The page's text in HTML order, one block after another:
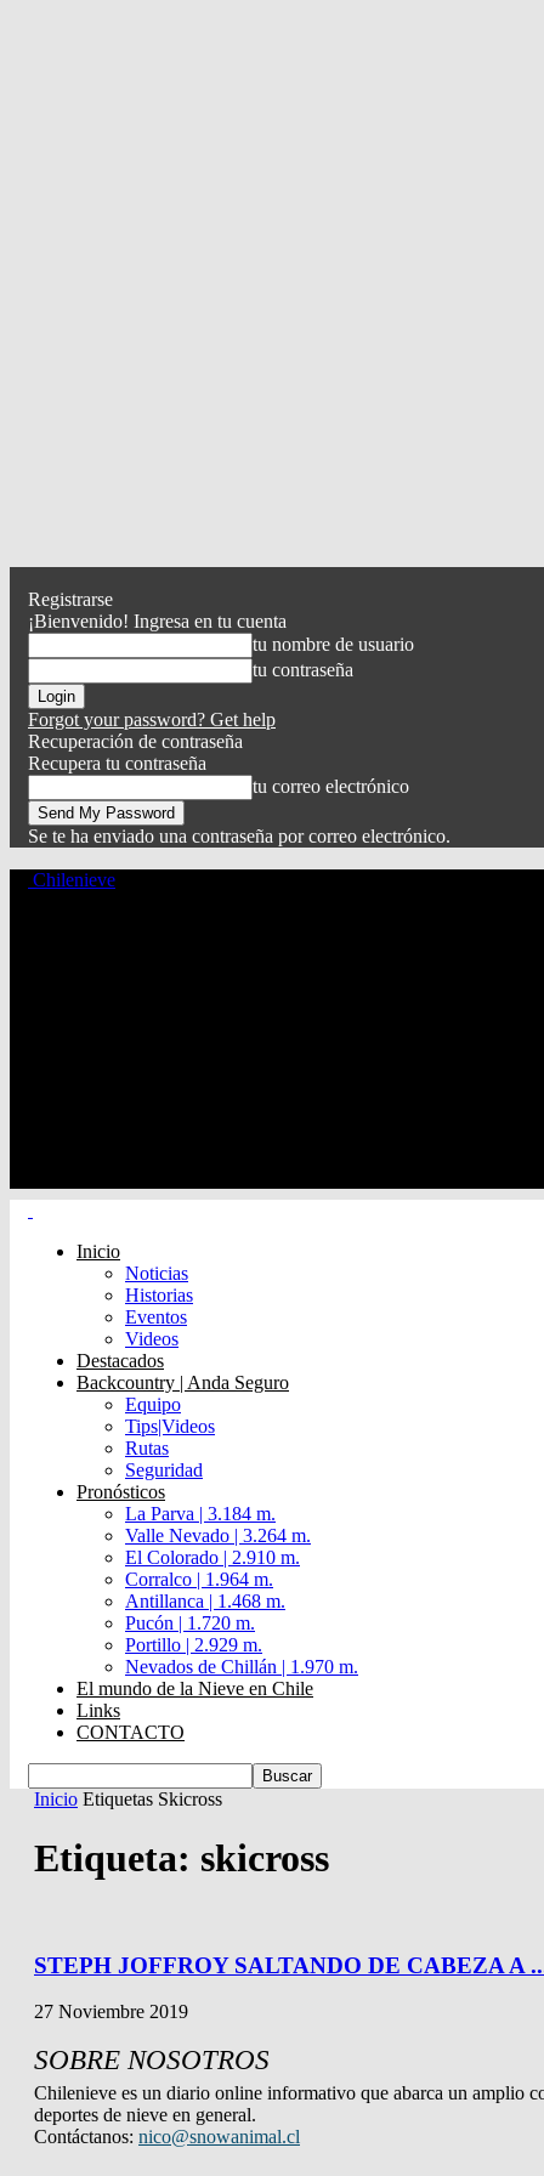
Registrarse
¡Bienvenido! Ingresa en tu cuenta
tu nombre de usuario
tu contraseña
Forgot your password? Get help
Recuperación de contraseña
Recupera tu contraseña
tu correo electrónico
Se te ha enviado una contraseña por correo electrónico.
Chilenieve
Inicio
Noticias
Historias
Eventos
Videos
Destacados
Backcountry | Anda Seguro
Equipo
Tips|Videos
Rutas
Seguridad
Pronósticos
La Parva | 3.184 m.
Valle Nevado | 3.264 m.
El Colorado | 2.910 m.
Corralco | 1.964 m.
Antillanca | 1.468 m.
Pucón | 1.720 m.
Portillo | 2.929 m.
Nevados de Chillán | 1.970 m.
El mundo de la Nieve en Chile
Links
CONTACTO
Inicio Etiquetas Skicross
Etiqueta: skicross
STEPH JOFFROY SALTANDO DE CABEZA A
27 Noviembre 2019
SOBRE NOSOTROS
Chilenieve es un diario online informativo que abarca un amplio
deportes de nieve en general.
Contáctanos: nico@snowanimal.cl